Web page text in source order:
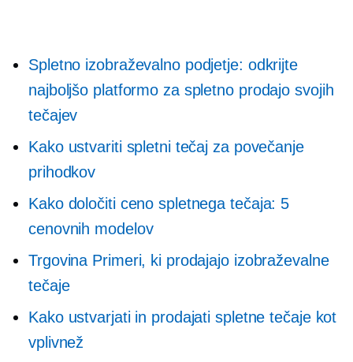
Spletno izobraževalno podjetje: odkrijte
najboljšo platformo za spletno prodajo svojih
tečajev
Kako ustvariti spletni tečaj za povečanje
prihodkov
Kako določiti ceno spletnega tečaja: 5
cenovnih modelov
Trgovina Primeri, ki prodajajo izobraževalne
tečaje
Kako ustvarjati in prodajati spletne tečaje kot
vplivnež